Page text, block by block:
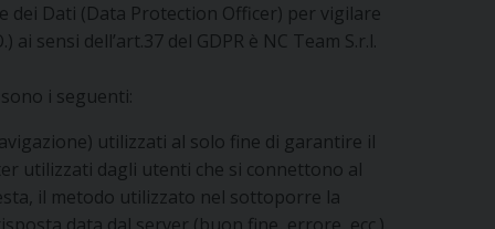
Dati (Data Protection Officer) per vigilare
sensi dell’art.37 del GDPR è NC Team S.r.l.
i seguenti:
utilizzati al solo fine di garantire il
utilizzati dagli utenti che si connettono al
il metodo utilizzato nel sottoporre la